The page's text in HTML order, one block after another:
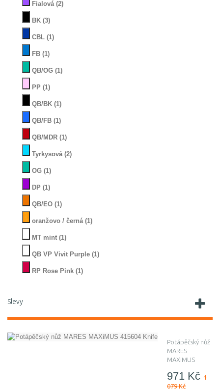
Fialová (2)
BK (3)
CBL (1)
FB (1)
QB/OG (1)
PP (1)
QB/BK (1)
QB/FB (1)
QB/MDR (1)
Tyrkysová (2)
OG (1)
DP (1)
QB/EO (1)
oranžovo / černá (1)
MT mint (1)
QB VP Vivit Purple (1)
RP Rose Pink (1)
Slevy
Potápěčský nůž
MARES
MAXiMUS
971 Kč 1
079 Kč